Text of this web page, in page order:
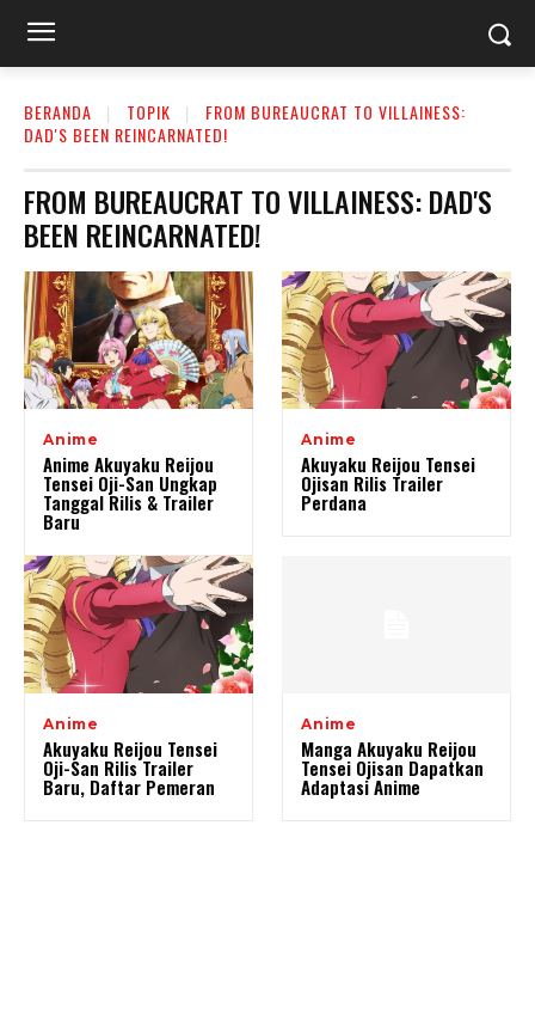
BERANDA TOPIK
FROM BUREAUCRAT TO VILLAINESS:
DAD'S BEEN REINCARNATED!
FROM BUREAUCRAT TO VILLAINESS: DAD'S
BEEN REINCARNATED!
Anime
Anime Akuyaku Reijou
Tensei Oji-San Ungkap
Tanggal Rilis & Trailer
Baru
Anime
Akuyaku Reijou Tensei
Ojisan Rilis Trailer
Perdana
Anime
Akuyaku Reijou Tensei
Oji-San Rilis Trailer
Baru, Daftar Pemeran
Anime
Manga Akuyaku Reijou
Tensei Ojisan Dapatkan
Adaptasi Anime